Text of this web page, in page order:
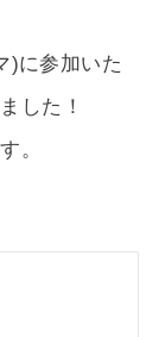
)に参加いた
した！
。